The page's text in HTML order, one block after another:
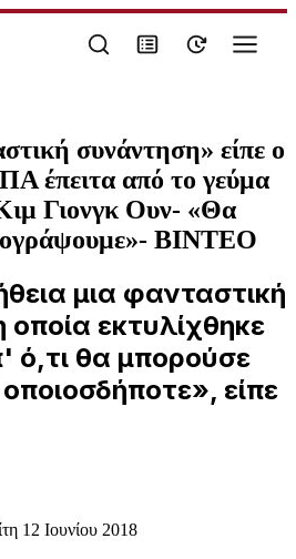
συνάντηση» είπε ο
έπειτα από το γεύμα
Γιονγκ Ουν- «Θα
ΒΙΝΤΕΟ
μια φανταστική
εκτυλίχθηκε
ό,τι θα μπορούσε
είπε
12 Ιουνίου 2018